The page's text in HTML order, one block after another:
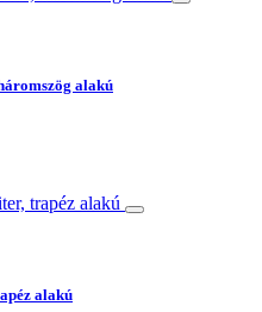
alakú
alakú